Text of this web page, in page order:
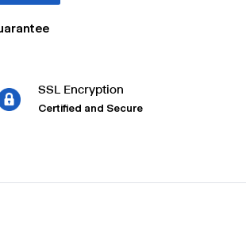
SSL Encryption
Certified and Secure